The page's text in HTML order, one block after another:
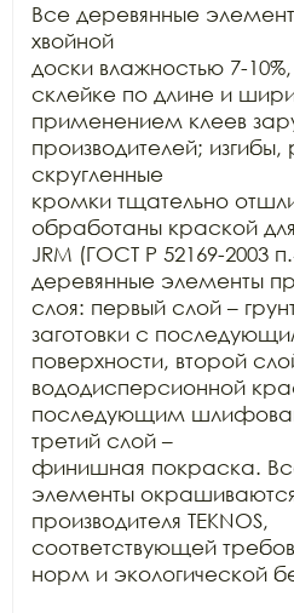
Все деревянные
хвойной
доски влажностью 7-
склейке по длине и
применением клеев
производителей;
скругленные
кромки тщательно
обработаны краской
JRM (ГОСТ Р 52169-2003
деревянные элементы
слоя: первый слой –
заготовки с
поверхности, второй
вододисперсионной
последующим
третий слой –
финишная покраска.
элементы
производителя TEKNOS,
соответствующей
норм и экологической